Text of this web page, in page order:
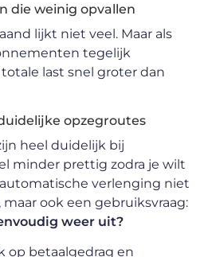
die weinig opvallen
lijkt niet veel. Maar als
tegelijk
last snel groter dan
opzegroutes
heel duidelijk bij
minder prettig zodra je wilt
verlenging niet
maar ook een gebruiksvraag:
weer uit?
op betaalgedrag en